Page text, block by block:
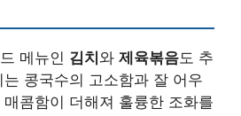
메뉴인 김치와 제육볶음도 추
콩국수의 고소함과 잘 어우
콤함이 더해져 훌륭한 조화를